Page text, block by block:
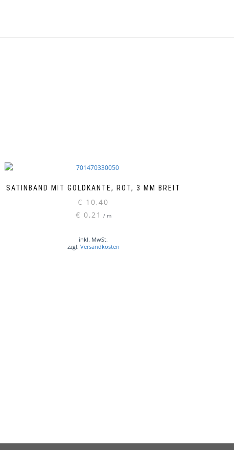
SATINBAND MIT GOLDKANTE, ROT, 3 MM BREIT
€ 10,40
€ 0,21 / m
inkl. MwSt.
zzgl. Versandkosten